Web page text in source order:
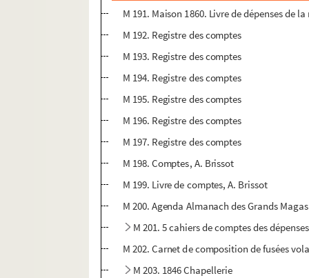
M 191. Maison 1860. Livre de dépenses de
M 192. Registre des comptes
M 193. Registre des comptes
M 194. Registre des comptes
M 195. Registre des comptes
M 196. Registre des comptes
M 197. Registre des comptes
M 198. Comptes, A. Brissot
M 199. Livre de comptes, A. Brissot
M 200. Agenda Almanach des Grands
M 201. 5 cahiers de comptes des
M 202. Carnet de composition de fusées
M 203. 1846 Chapellerie